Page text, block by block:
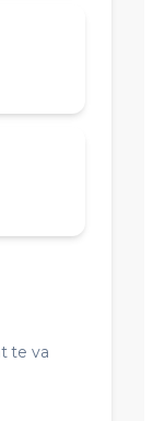
te va